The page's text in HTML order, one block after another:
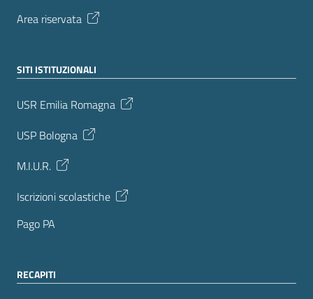
Area riservata
SITI ISTITUZIONALI
USR Emilia Romagna
USP Bologna
M.I.U.R.
Iscrizioni scolastiche
Pago PA
RECAPITI